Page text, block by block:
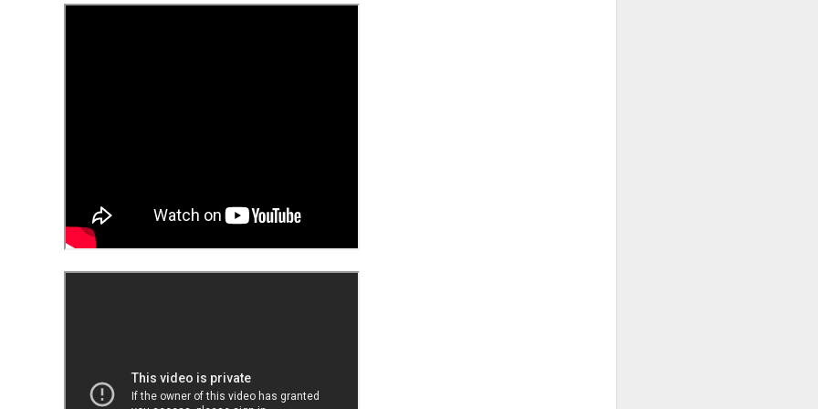
Por Mariela Sexer
es algo que me enorgullece, creo que lo hago muy bien y
mucho la libertad, la independencia y el poder que me da
Argentina, la conducción continúa siendo una actividad